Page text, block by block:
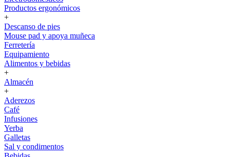
Productos ergonómicos
+
Descanso de pies
Mouse pad y apoya muñeca
Ferretería
Equipamiento
Alimentos y bebidas
+
Almacén
+
Aderezos
Café
Infusiones
Yerba
Galletas
Sal y condimentos